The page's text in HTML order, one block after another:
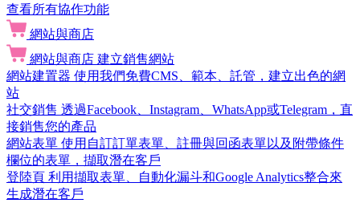
查看所有協作功能
網站與商店
網站與商店 建立銷售網站
網站建置器 使用我們免費CMS、範本、託管，建立出色的網
站
社交銷售 透過Facebook、Instagram、WhatsApp或Telegram，直
接銷售您的產品
網站表單 使用自訂訂單表單、註冊與回函表單以及附帶條件
欄位的表單，擷取潛在客戶
登陸頁 利用擷取表單、自動化漏斗和Google Analytics整合來
生成潛在客戶